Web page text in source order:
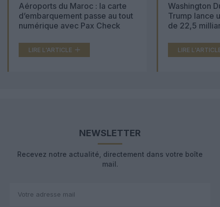
Aéroports du Maroc : la carte
d’embarquement passe au tout
numérique avec Pax Check
LIRE L'ARTICLE
Washington
Trump lance
de 22,5
LIRE
NEWSLETTER
Recevez notre actualité, directement dans votre boîte
mail.